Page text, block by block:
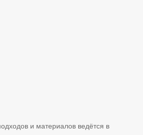
и материалов ведётся в